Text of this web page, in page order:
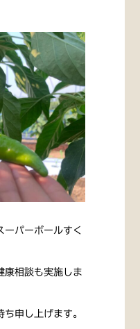
ーパーボールすく
康相談も実施しま
申し上げます。